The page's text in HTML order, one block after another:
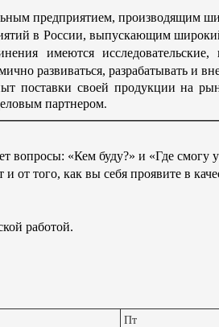
предприятием, производящим
в России, выпускающим
имеются
развиваться, разрабатывать и
поставки своей продукции на
партнером.
вопросы: «Кем буду?» и «Где смогу
от того, как вы себя проявите в
работой.
Пт